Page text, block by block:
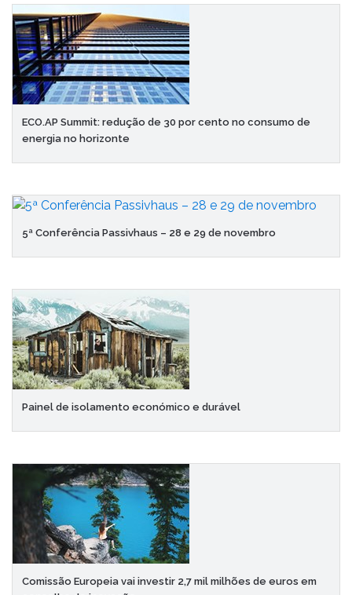
ECO.AP Summit: redução de 30 por cento no consumo de
energia no horizonte
5ª Conferência Passivhaus – 28 e 29 de novembro
Painel de isolamento económico e durável
Comissão Europeia vai investir 2,7 mil milhões de euros em